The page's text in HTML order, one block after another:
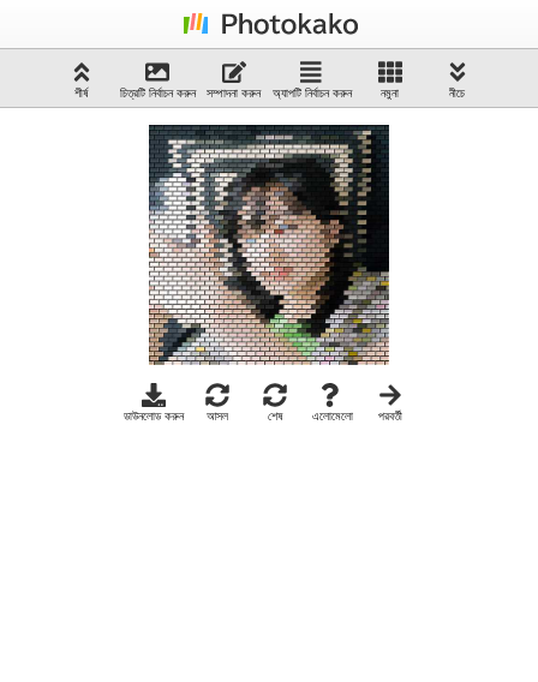
শীর্ষ চিত্রটি নির্বাচন করুন সম্পাদনা করুন অ্যাপটি নির্বাচন করুন নমুনা নীচে
ডাউনলোড করুন আসল শেষ এলোমেলো পরবর্তী